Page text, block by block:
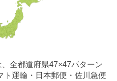
、全都道府県47×47パターン
ト運輸・日本郵便・佐川急便